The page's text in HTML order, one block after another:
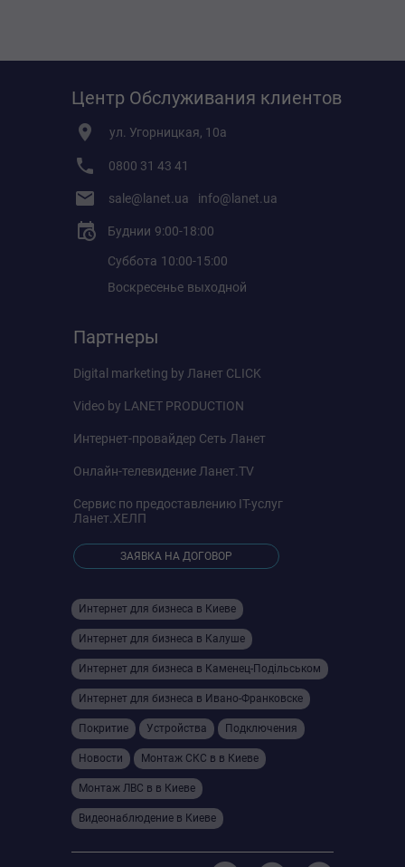
Интернет для бизнеса в Киеве
Интернет для бизнеса в Калуше
Интернет для бизнеса в Камeнец-Подільськом
Интернет для бизнеса в Ивано-Франковске
Покритие Устройства Подключения
Новости Монтаж СКС в в Киеве
Монтаж ЛВС в в Киеве
Видеонаблюдение в Киеве
Центр Обслуживания клиентов
ул. Угорницкая, 10а
0800 31 43 41
sale@lanet.ua info@lanet.ua
Буднии 9:00-18:00
Суббота 10:00-15:00
Воскресенье выходной
Партнеры
Digital marketing by Ланет CLICK
Video by LANET PRODUCTION
Интернет-провайдер Сеть Ланет
Онлайн-телевидение Ланет.TV
Сервис по предоставлению IT-услуг
Ланет.ХЕЛП
ЗАЯВКА НА ДОГОВОР